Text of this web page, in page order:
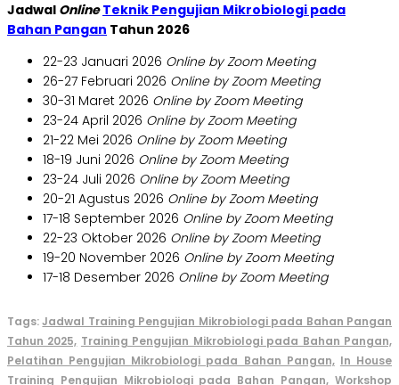
Jadwal OnlineTeknik Pengujian Mikrobiologi pada
Bahan Pangan Tahun 2026
22-23 Januari 2026 Online by Zoom Meeting
26-27 Februari 2026 Online by Zoom Meeting
30-31 Maret 2026 Online by Zoom Meeting
23-24 April 2026 Online by Zoom Meeting
21-22 Mei 2026 Online by Zoom Meeting
18-19 Juni 2026 Online by Zoom Meeting
23-24 Juli 2026 Online by Zoom Meeting
20-21 Agustus 2026 Online by Zoom Meeting
17-18 September 2026 Online by Zoom Meeting
22-23 Oktober 2026 Online by Zoom Meeting
19-20 November 2026 Online by Zoom Meeting
17-18 Desember 2026 Online by Zoom Meeting
Tags:Jadwal Training Pengujian Mikrobiologi pada Bahan Pangan
Tahun 2025, Training Pengujian Mikrobiologi pada Bahan Pangan,
Pelatihan Pengujian Mikrobiologi pada Bahan Pangan, In House
Training Pengujian Mikrobiologi pada Bahan Pangan, Workshop